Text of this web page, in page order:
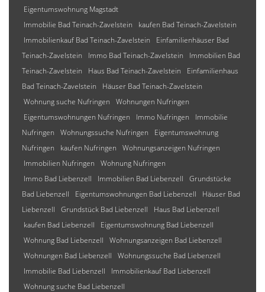
Eigentumswohnung Magstadt
Immobilie Bad Teinach-Zavelstein
kaufen Bad Teinach-Zavelstein
Immobilienkauf Bad Teinach-Zavelstein
Einfamilienhäuser Bad
Teinach-Zavelstein
Immo Bad Teinach-Zavelstein
Immobilien Bad
Teinach-Zavelstein
Haus Bad Teinach-Zavelstein
Einfamilienhaus
Bad Teinach-Zavelstein
Häuser Bad Teinach-Zavelstein
Wohnung suche Nufringen
Wohnungen Nufringen
Eigentumswohnungen Nufringen
Immo Nufringen
Immobilie
Nufringen
Wohnungssuche Nufringen
Eigentumswohnung
Nufringen
kaufen Nufringen
Wohnungsanzeigen Nufringen
Immobilien Nufringen
Wohnung Nufringen
Immo Bad Liebenzell
Immobilien Bad Liebenzell
Grundstücke
Bad Liebenzell
Eigentumswohnungen Bad Liebenzell
Häuser Bad
Liebenzell
Grundstück Bad Liebenzell
Haus Bad Liebenzell
kaufen Bad Liebenzell
Eigentumswohnung Bad Liebenzell
Wohnung Bad Liebenzell
Wohnungsanzeigen Bad Liebenzell
Wohnungen Bad Liebenzell
Wohnungssuche Bad Liebenzell
Immobilie Bad Liebenzell
Immobilienkauf Bad Liebenzell
Wohnung suche Bad Liebenzell